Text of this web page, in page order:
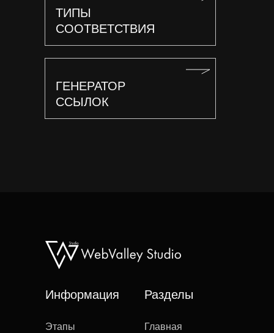
ГЕНЕРАТОР
ССЫЛОК
ТИПЫ
СООТВЕТСТВИЯ
Разделы
Информация
Главная
Этапы